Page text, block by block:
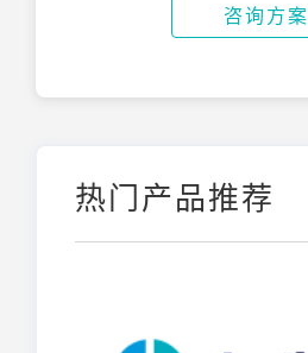
咨询方案
热门产品推荐